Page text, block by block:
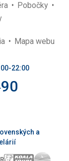
Pobočky
Mapa webu
22:00
a